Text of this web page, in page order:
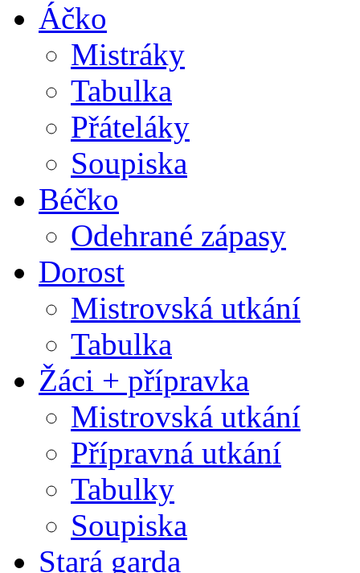
Áčko
Mistráky
Tabulka
Přáteláky
Soupiska
Béčko
Odehrané zápasy
Dorost
Mistrovská utkání
Tabulka
Žáci + přípravka
Mistrovská utkání
Přípravná utkání
Tabulky
Soupiska
Stará garda